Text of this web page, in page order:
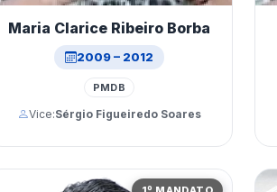
Maria Clarice Ribeiro Borba
2009 – 2012
PMDB
Vice:Sérgio Figueiredo Soares